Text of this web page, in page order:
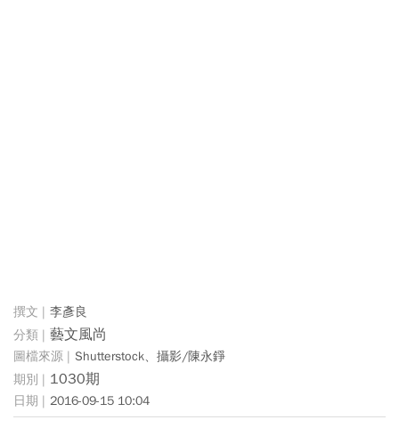
李彥良
藝文風尚
Shutterstock、攝影/陳永錚
1030期
2016-09-15 10:04